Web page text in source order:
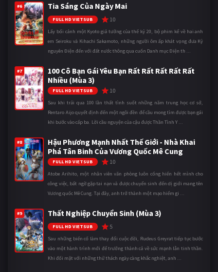
#6 Tia Sáng Của Ngày Mai
FULL HD VIETSUB 10
Lấy bối cảnh một Kyoto giả tưởng của thế kỷ 20, bộ phim kể về hai anh
em Seiroku và Kihachi Sakamoto, những người ôm ấp khát vọng đưa Kỷ
nguyên Điện đến với đất nước thông qua cuốn Danh mục Điện th ...
#7
100 Cô Bạn Gái Yêu Bạn Rất Rất Rất Rất Rất
Nhiều (Mùa 3)
FULL HD VIETSUB 10
Sau khi trải qua 100 lần thất tình suốt những năm trung học cơ sở,
Rentaro Aijo quyết định đến một ngôi đền để cầu mong tìm được bạn gái
khi bước vào cấp ba. Lời cầu nguyện của cậu được Thần Tình Y ...
#8
Hậu Phương Mạnh Nhất Thế Giới - Nhà Khai
Phá Tân Binh Của Vương Quốc Mê Cung
FULL HD VIETSUB 10
Atobe Arihito, một nhân viên văn phòng luôn cống hiến hết mình cho
công việc, bất ngờ gặp tai nạn và được chuyển sinh đến dị giới mang tên
Vương quốc Mê Cung. Tại đây, anh trở thành một mạo hiểm gi ...
#9 Thất Nghiệp Chuyển Sinh (Mùa 3)
FULL HD VIETSUB 5
Sau những biến cố làm thay đổi cuộc đời, Rudeus Greyrat tiếp tục bước
vào một hành trình mới để trưởng thành cả về sức mạnh lẫn tinh thần.
Khi đối mặt với những thử thách ngày càng khắc nghiệt, anh ...